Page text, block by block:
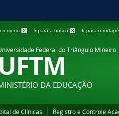
o menu 2 Ir para a busca 3 Ir para o rodapé
Federal do Triângulo Mineiro
UFTM
DA EDUCAÇÃO
de Clínicas Registro e Controle